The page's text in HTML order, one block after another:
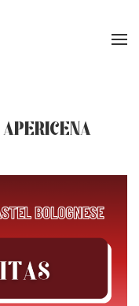
APERICENA